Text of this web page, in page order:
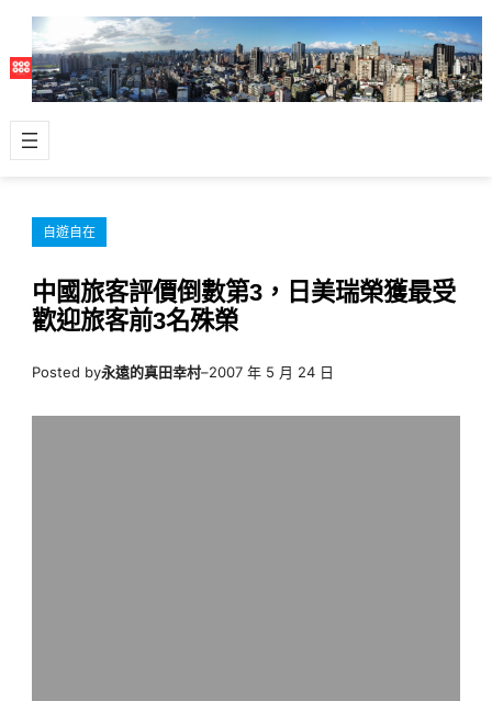
主
容
自遊自在
中國旅客評價倒數第3，日美瑞榮獲最受
歡迎旅客前3名殊榮
Posted by永遠的真田幸村–2007 年 5 月 24 日